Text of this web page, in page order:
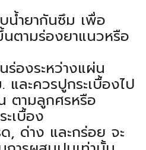
น้ำยากันซึม เพื่อ
ตามร่องยาแนวหรือ
ร่องระหว่างแผ่น
ละควรปูกระเบื้องไป
ตามลูกศรหรือ
เบื้อง
, ด่าง และกร่อย จะ